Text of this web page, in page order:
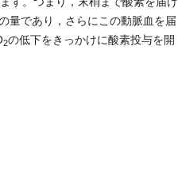
量であり，さらにこの動脈血を届
2の低下をきっかけに酸素投与を開